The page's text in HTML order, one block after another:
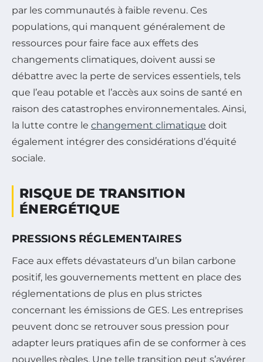
par les communautés à faible revenu. Ces
populations, qui manquent généralement de
ressources pour faire face aux effets des
changements climatiques, doivent aussi se
débattre avec la perte de services essentiels, tels
que l’eau potable et l’accès aux soins de santé en
raison des catastrophes environnementales. Ainsi,
la lutte contre le changement climatique doit
également intégrer des considérations d’équité
sociale.
RISQUE DE TRANSITION
ÉNERGÉTIQUE
PRESSIONS RÉGLEMENTAIRES
Face aux effets dévastateurs d’un bilan carbone
positif, les gouvernements mettent en place des
réglementations de plus en plus strictes
concernant les émissions de GES. Les entreprises
peuvent donc se retrouver sous pression pour
adapter leurs pratiques afin de se conformer à ces
nouvelles règles. Une telle transition peut s’avérer